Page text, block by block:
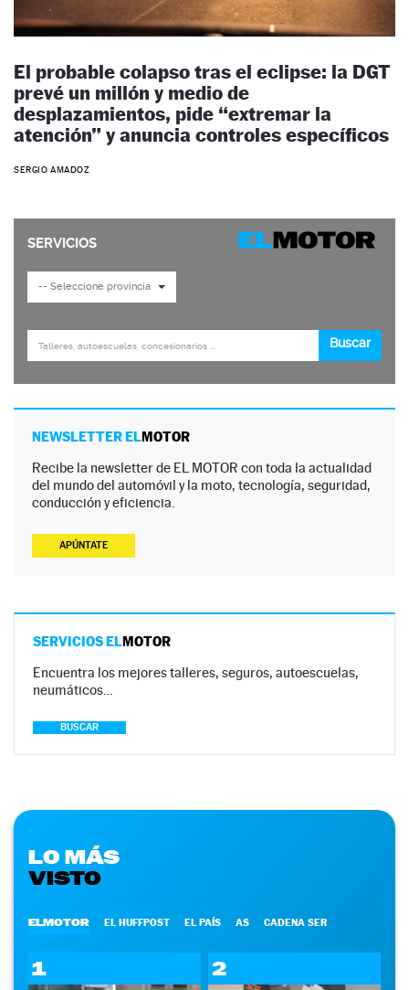
El probable colapso tras el eclipse: la DGT
prevé un millón y medio de
desplazamientos, pide “extremar la
atención” y anuncia controles específicos
SERGIO AMADOZ
NEWSLETTER ELMOTOR
Recibe la newsletter de EL MOTOR con toda la actualidad
del mundo del automóvil y la moto, tecnología, seguridad,
conducción y eficiencia.
APÚNTATE
SERVICIOS ELMOTOR
Encuentra los mejores talleres, seguros, autoescuelas,
neumáticos…
BUSCAR
LO MÁS
VISTO
ELMOTOR EL HUFFPOST EL PAÍS AS CADENA SER
1 2